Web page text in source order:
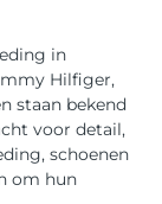
in
Hilfiger,
staan bekend
voor detail,
schoenen
om hun